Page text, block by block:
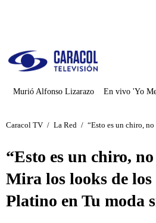
Murió Alfonso Lizarazo En vivo 'Yo
Caracol TV / La Red / “Esto es un chiro,
“Esto es un chiro,
Mira los looks de los
Platino en Tu moda